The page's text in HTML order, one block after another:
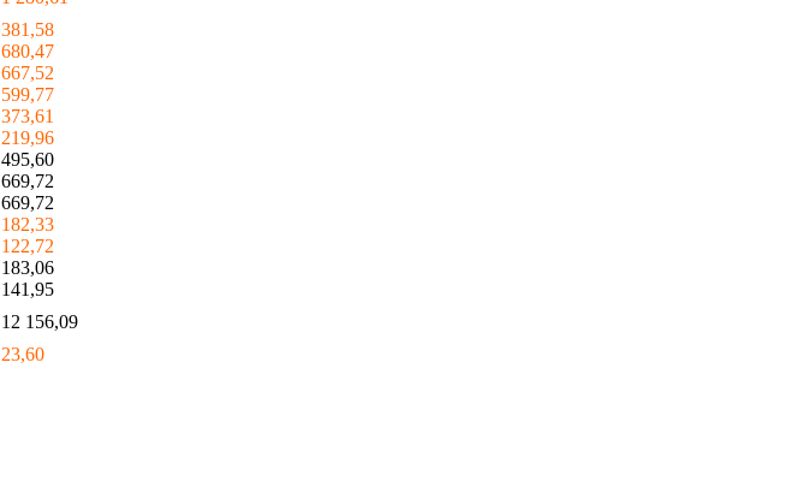
381,58
680,47
667,52
599,77
373,61
219,96
495,60
669,72
669,72
182,33
122,72
183,06
141,95
12 156,09
23,60